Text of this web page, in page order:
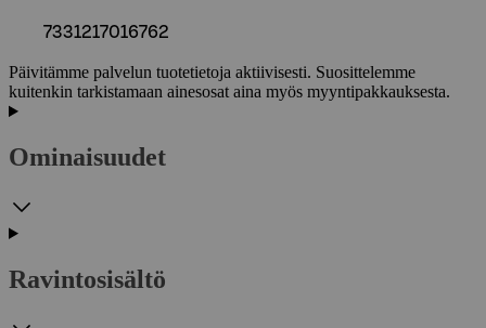
7331217016762
Päivitämme palvelun tuotetietoja aktiivisesti. Suosittelemme
kuitenkin tarkistamaan ainesosat aina myös myyntipakkauksesta.
Ominaisuudet
Ravintosisältö